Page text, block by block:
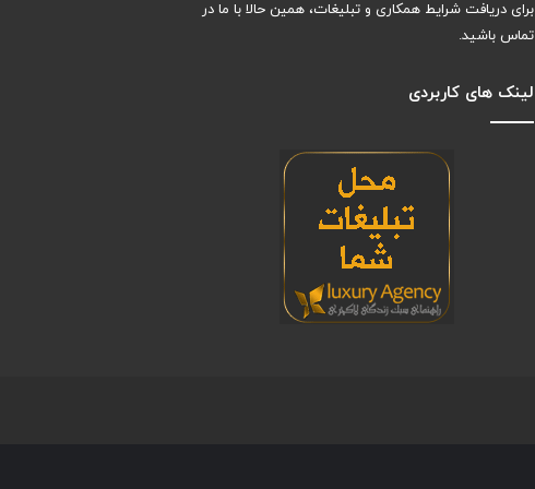
برای دریافت شرایط همکاری و تبلیغات، همین حالا با ما در
تماس باشید.
لینک های کاربردی